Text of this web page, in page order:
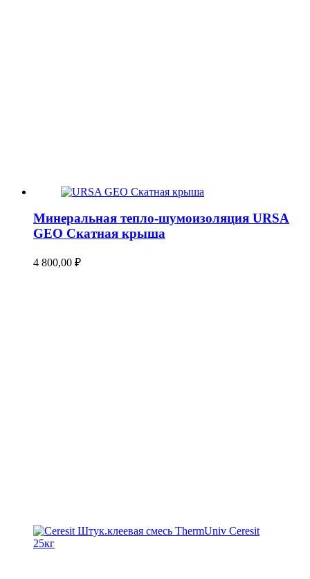
Минеральная тепло-шумоизоляция URSA
GEO Скатная крыша
4 800,00 ₽